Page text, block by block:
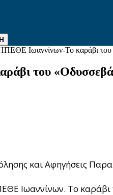
Ιωαννίνων-Το καράβι
του
και Αφηγήσεις
Ιωαννίνων. Το